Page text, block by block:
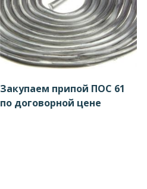
Закупаем припой ПОС 61
по договорной цене